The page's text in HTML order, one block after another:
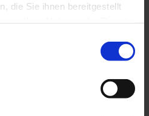
die Sie ihnen bereitgestellt
Technik